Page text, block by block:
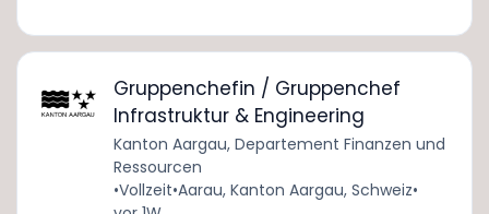
Gruppenchefin / Gruppenchef
Infrastruktur & Engineering
Kanton Aargau, Departement Finanzen und
Ressourcen
•Vollzeit•Aarau, Kanton Aargau, Schweiz•